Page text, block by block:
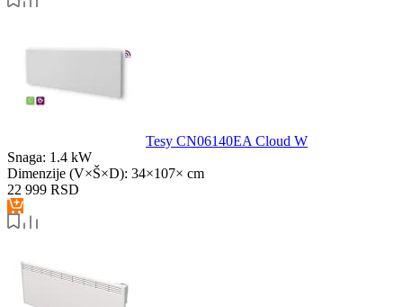
Tesy CN06140EA Cloud W
Snaga: 1.4 kW
Dimenzije (V×Š×D): 34×107× cm
22 999 RSD